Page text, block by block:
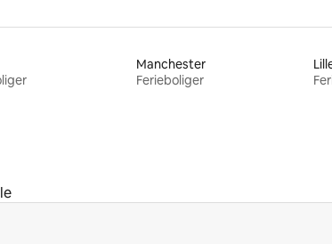
Manchester
Ferieboliger